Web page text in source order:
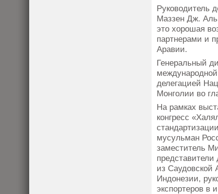
Руководитель
Маззен Дж.
это хорошая
партнерами и
Аравии.
Генеральный
делегацией
Монголии во
На рамках
конгресс
мусульман
заместитель
представители
из Саудовской
Индонезии,
экспортеров в